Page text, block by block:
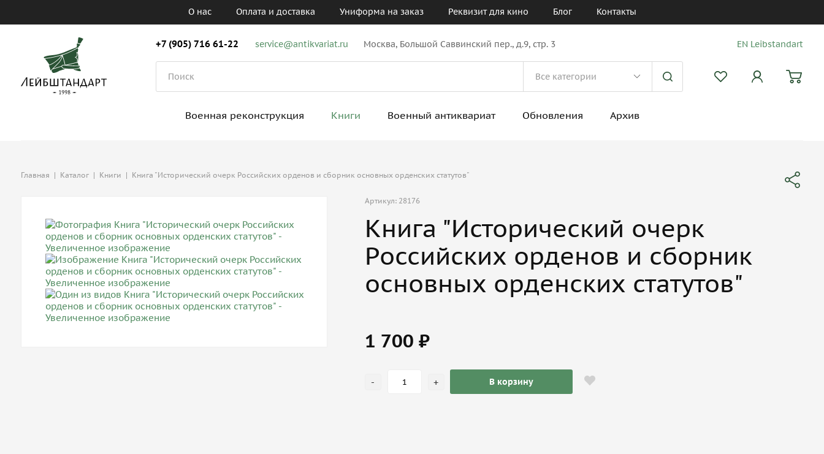
О нас Оплата и доставка Униформа на заказ Реквизит для кино Блог Контакты
+7 (905) 716 61-22 service@antikvariat.ru Москва, Большой Саввинский пер., д.9, стр. 3 EN Leibstandart
Военная реконструкция Книги Военный антиквариат Обновления Архив
Главная | Каталог | Книги | Книга "Исторический очерк Российских орденов и сборник основных орденских статутов"
Артикул: 28176
Книга "Исторический очерк
Российских орденов и сборник
основных орденских статутов"
1 700 ₽
- + В корзину